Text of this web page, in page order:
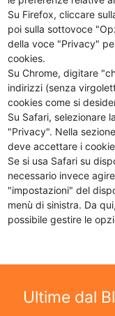
Su Firefox, cliccare
poi sulla sottovoce
della voce "Privacy"
cookies.
Su Chrome, digitare
indirizzi (senza
cookies come si
Su Safari, selezionare
"Privacy". Nella
deve accettare i
Se si usa Safari su
necessario invece
"impostazioni" del
menù di sinistra. Da
possibile gestire le
Ultime dal